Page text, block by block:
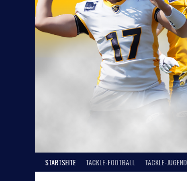
STARTSEITE TACKLE-FOOTBALL TACKLE-JUGEND